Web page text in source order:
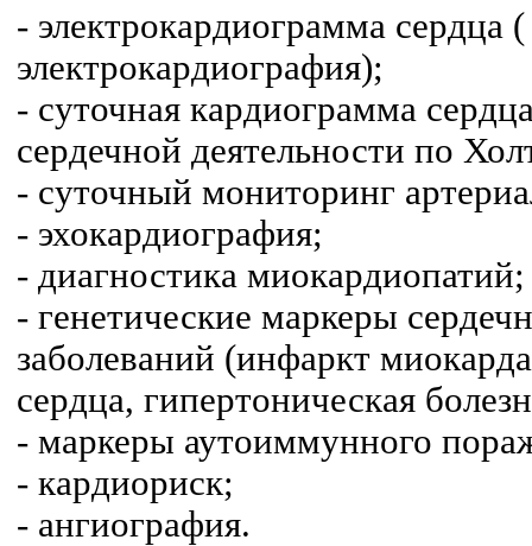
- электрокардиограмма сердца (
электрокардиография);
- суточная кардиограмма
сердечной деятельности по
- суточный мониторинг
- эхокардиография;
- диагностика миокардиопатий;
- генетические маркеры
заболеваний (инфаркт
сердца, гипертоническая
- маркеры аутоиммунного
- кардиориск;
- ангиография.